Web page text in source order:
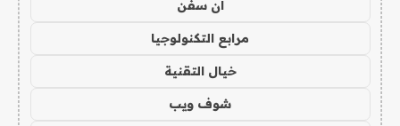
ان سفن
مرابع التكنولوجيا
خيال التقنية
شوف ويب